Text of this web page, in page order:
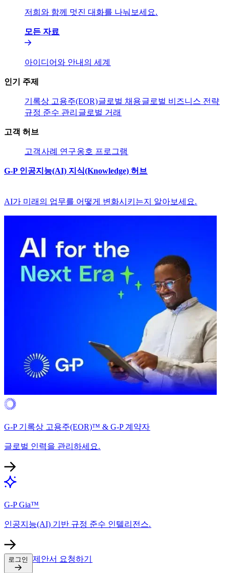
저희와 함께 멋진 대화를 나눠보세요.​​
모든 자료​​
아이디어와 안내의 세계​​
인기 주제​​
기록상 고용주(EOR)​​글로벌 채용​​글로벌 비즈니스 전략​​
규정 준수 관리​​ 글로벌 거래​​
고객 허브​​
고객​​사례 연구​​옹호 프로그램​​
G-P 인공지능(AI) 지식(Knowledge) 허브​​
AI가 미래의 업무를 어떻게 변화시키는지 알아보세요.​​
G-P 기록상 고용주(EOR)™ & G-P 계약자​​
글로벌 인력을 관리하세요.​​
G-P Gia™​​
인공지능(AI) 기반 규정 준수 인텔리전스.​​
로그인​​ 제안서 요청하기​​